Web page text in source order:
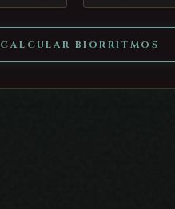
CALCULAR BIORRITMOS